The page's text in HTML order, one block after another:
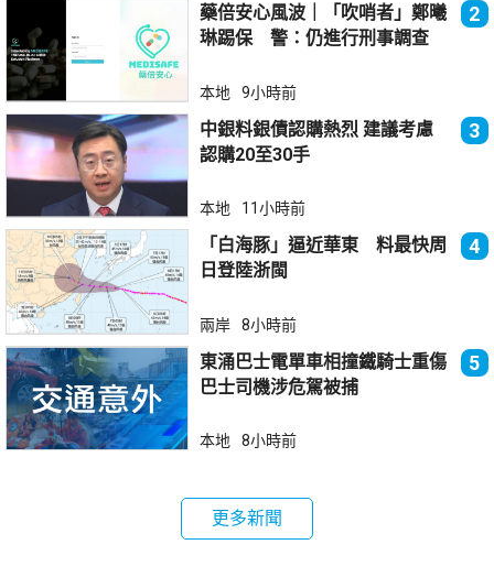
藥倍安心風波｜「吹哨者」鄭曦
琳踢保 警：仍進行刑事調查
2
本地 9小時前
中銀料銀債認購熱烈 建議考慮
認購20至30手
3
本地 11小時前
「白海豚」逼近華東 料最快周
日登陸浙閩
4
兩岸 8小時前
東涌巴士電單車相撞鐵騎士重傷
巴士司機涉危駕被捕
5
本地 8小時前
更多新聞